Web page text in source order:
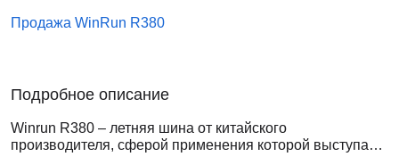
Продажа WinRun R380
Подробное описание
Winrun R380 – летняя шина от китайского
производителя, сферой применения которой выступают